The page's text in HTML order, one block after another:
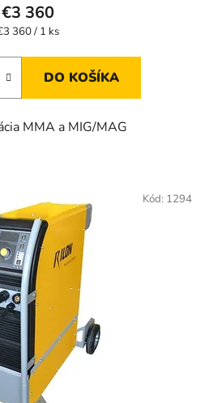
€3 360
360 / 1 ks
DO KOŠÍKA
MMA a MIG/MAG
Kód: 1294